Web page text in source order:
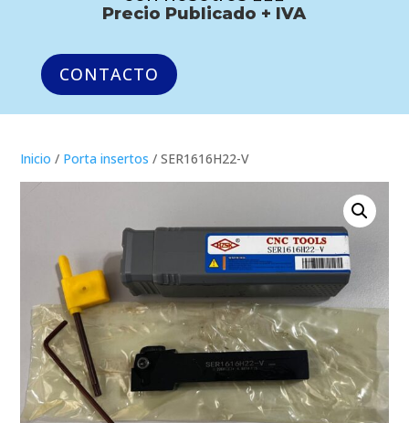
Precio Publicado + IVA
CONTACTO
Inicio / Porta insertos / SER1616H22-V